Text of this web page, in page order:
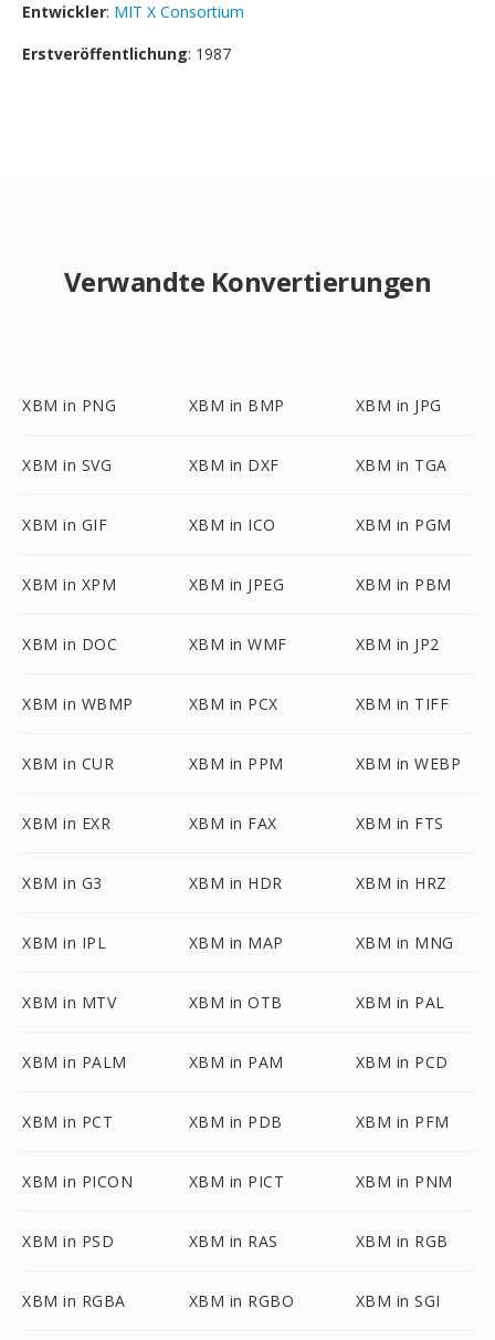
Entwickler: MIT X Consortium
Erstveröffentlichung: 1987
Verwandte Konvertierungen
XBM in PNG XBM in BMP XBM in JPG
XBM in SVG XBM in DXF XBM in TGA
XBM in GIF XBM in ICO XBM in PGM
XBM in XPM XBM in JPEG XBM in PBM
XBM in DOC XBM in WMF XBM in JP2
XBM in WBMP XBM in PCX XBM in TIFF
XBM in CUR XBM in PPM XBM in WEBP
XBM in EXR XBM in FAX XBM in FTS
XBM in G3 XBM in HDR XBM in HRZ
XBM in IPL XBM in MAP XBM in MNG
XBM in MTV XBM in OTB XBM in PAL
XBM in PALM XBM in PAM XBM in PCD
XBM in PCT XBM in PDB XBM in PFM
XBM in PICON XBM in PICT XBM in PNM
XBM in PSD XBM in RAS XBM in RGB
XBM in RGBA XBM in RGBO XBM in SGI